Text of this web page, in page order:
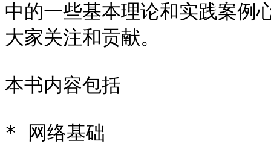
中的一些基本理论和实践案例
大家关注和贡献。
本书内容包括
* 网络基础